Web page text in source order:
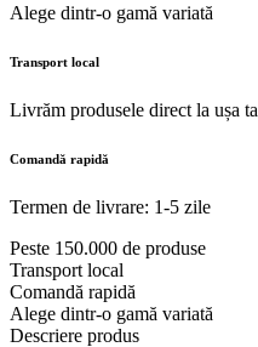
Alege dintr-o gamă variată
Transport local
Livrăm produsele direct la ușa ta
Comandă rapidă
Termen de livrare: 1-5 zile
Peste 150.000 de produse
Transport local
Comandă rapidă
Alege dintr-o gamă variată
Descriere produs